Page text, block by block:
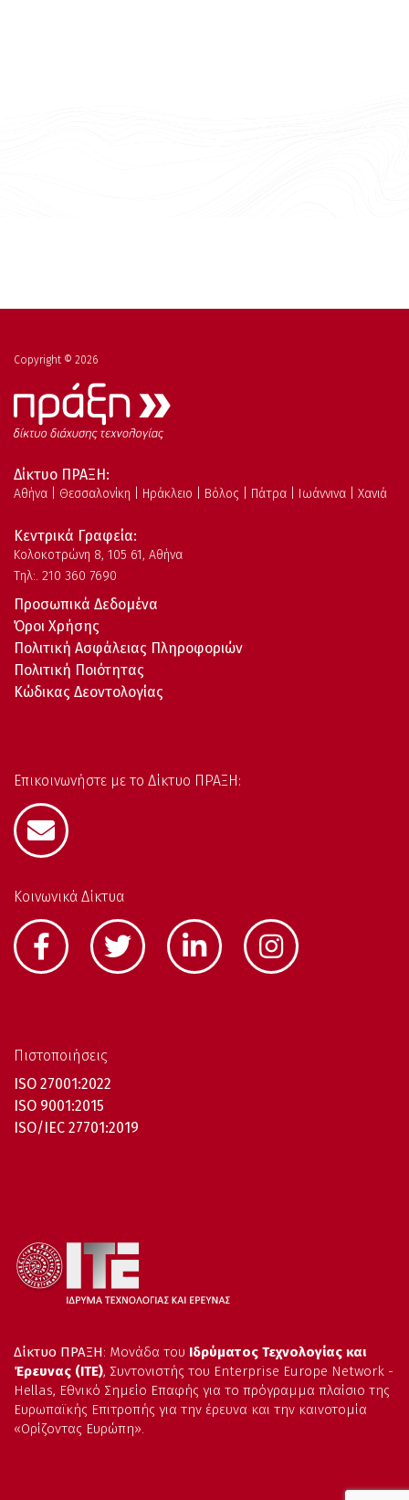
Copyright © 2026
Δίκτυο ΠΡΑΞΗ:
Αθήνα | Θεσσαλονίκη | Ηράκλειο | Βόλος | Πάτρα | Ιωάννινα | Χανιά
Κεντρικά Γραφεία:
Kολοκοτρώνη 8, 105 61, Αθήνα
Τηλ:. 210 360 7690
Προσωπικά Δεδομένα
Όροι Χρήσης
Πολιτική Ασφάλειας Πληροφοριών
Πολιτική Ποιότητας
Κώδικας Δεοντολογίας
Επικοινωνήστε με το Δίκτυο ΠΡΑΞΗ:
Κοινωνικά Δίκτυα
Πιστοποιήσεις
ISO 27001:2022
ISO 9001:2015
ISO/IEC 27701:2019
Δίκτυο ΠΡΑΞΗ: Μονάδα του Ιδρύματος Τεχνολογίας και
Έρευνας (ΙΤΕ), Συντονιστής του Enterprise Europe Network -
Hellas, Εθνικό Σημείο Επαφής για το πρόγραμμα πλαίσιο της
Ευρωπαϊκής Επιτροπής για την έρευνα και την καινοτομία
«Ορίζοντας Ευρώπη».